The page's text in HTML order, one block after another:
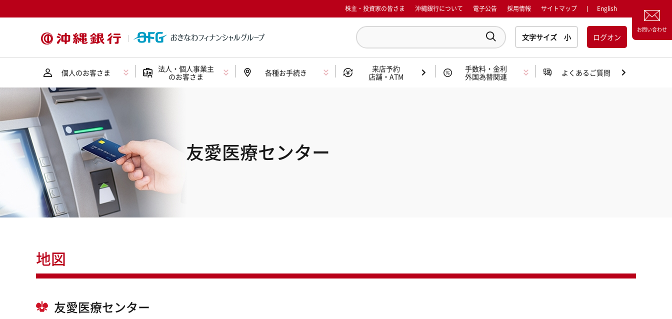
English
お問い合わせ
ログオン
個人のお客さま
法人・個人事業主
のお客さま
各種お手続き
来店予約
店舗・ATM
手数料・金利
外国為替関連
よくあるご質問
株主・投資家の皆さま 沖縄銀行について 電子公告 採用情報 サイトマップ
友愛医療センター
地図
友愛医療センター